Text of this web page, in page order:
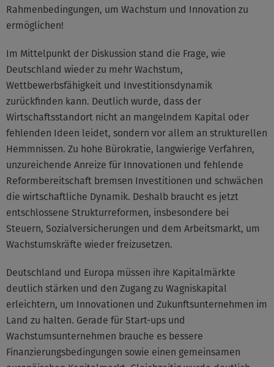
Rahmenbedingungen, um Wachstum und Innovation zu
ermöglichen!
Im Mittelpunkt der Diskussion stand die Frage, wie
Deutschland wieder zu mehr Wachstum,
Wettbewerbsfähigkeit und Investitionsdynamik
zurückfinden kann. Deutlich wurde, dass der
Wirtschaftsstandort nicht an mangelndem Kapital oder
fehlenden Ideen leidet, sondern vor allem an strukturellen
Hemmnissen. Zu hohe Bürokratie, langwierige Verfahren,
unzureichende Anreize für Innovationen und fehlende
Reformbereitschaft bremsen Investitionen und schwächen
die wirtschaftliche Dynamik. Deshalb braucht es jetzt
entschlossene Strukturreformen, insbesondere bei
Steuern, Sozialversicherungen und dem Arbeitsmarkt, um
Wachstumskräfte wieder freizusetzen.
Deutschland und Europa müssen ihre Kapitalmärkte
deutlich stärken und den Zugang zu Wagniskapital
erleichtern, um Innovationen und Zukunftsunternehmen im
Land zu halten. Gerade für Start-ups und
Wachstumsunternehmen brauche es bessere
Finanzierungsbedingungen sowie einen gemeinsamen